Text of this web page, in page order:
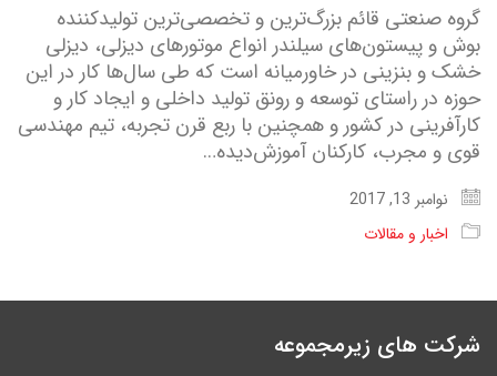
گروه صنعتی قائم بزرگ‌ترین و تخصصی‌ترین تولیدکننده
بوش و پیستون‌های سیلندر انواع موتورهای دیزلی، دیزلی
خشک و بنزینی در خاورمیانه است که طی سال‌ها کار در این
حوزه در راستای توسعه و رونق تولید داخلی و ایجاد کار و
کارآفرینی در کشور و همچنین با ربع قرن تجربه، تیم مهندسی
قوی و مجرب، کارکنان آموزش‌دیده…
نوامبر 13, 2017
اخبار و مقالات
شرکت های زیرمجموعه